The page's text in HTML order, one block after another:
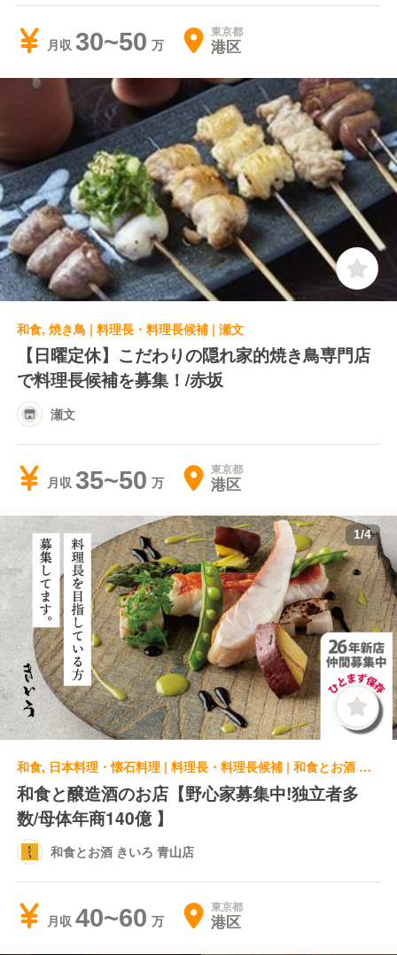
月収 30~50 東京都
港区
和食, 焼き鳥 | 料理長・料理長候補 | 瀬文
【日曜定休】こだわりの隠れ家的焼き鳥専門店
で料理長候補を募集！/赤坂
瀬文
月収 35~50 東京都
港区
1/4
和食, 日本料理・懐石料理 | 料理長・料理長候補 | 和食とお酒 きいろ 青山店
和食と醸造酒のお店【野心家募集中!独立者多
数/母体年商140億 】
和食とお酒 きいろ 青山店
月収 40~60 東京都
港区